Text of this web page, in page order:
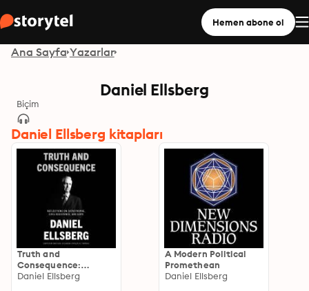
Hemen abone ol
Ana Sayfa Yazarlar
Daniel Ellsberg
Biçim
Daniel Ellsberg kitapları
Truth and
Consequence:
Reflections on
Daniel Ellsberg
A Modern Political
Promethean
Daniel Ellsberg